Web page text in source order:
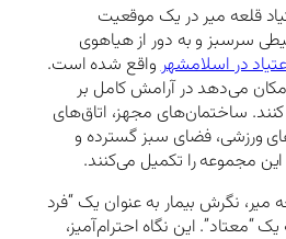
قلعه میر در یک موقعیت
سرسبز و به دور از هیاهوی
در اسلامشهرواقع شده است.
می‌دهد در آرامش کامل بر
کنند. ساختمان‌های مجهز، اتاق‌های
ورزشی، فضای سبز گسترده و
این مجموعه را تکمیل می‌کنند.
نگرش بیمار به عنوان یک “فرد
“معتاد”. این نگاه احترام‌آمیز،